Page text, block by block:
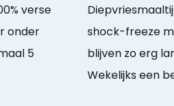
verse
onder
5
shock-freeze
blijven zo erg
Wekelijks een